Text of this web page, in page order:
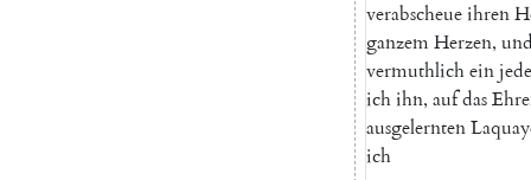
verabscheueihren
ganzemHerzen,
vermuthlichein
ichihn, aufdas
ausgelernten
ich